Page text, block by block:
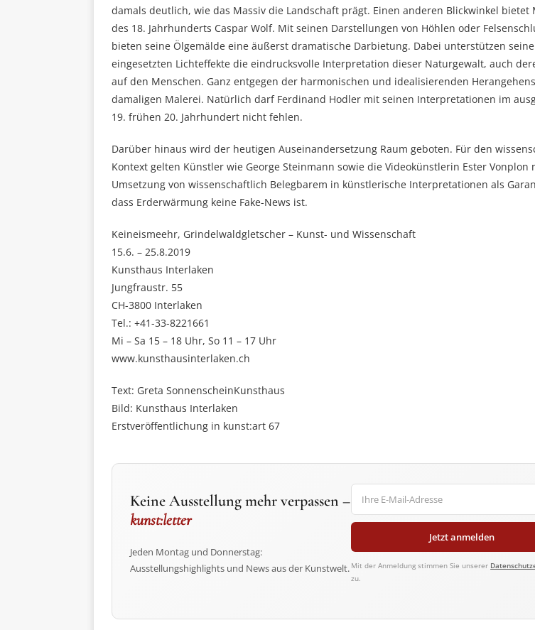
damals deutlich, wie das Massiv die Landschaft prägt. Einen anderen Blickwinkel bietet
des 18. Jahrhunderts Caspar Wolf. Mit seinen Darstellungen von Höhlen oder
bieten seine Ölgemälde eine äußerst dramatische Darbietung. Dabei unterstützen
eingesetzten Lichteffekte die eindrucksvolle Interpretation dieser Naturgewalt, auch
auf den Menschen. Ganz entgegen der harmonischen und idealisierenden
damaligen Malerei. Natürlich darf Ferdinand Hodler mit seinen Interpretationen im
19. frühen 20. Jahrhundert nicht fehlen.
Darüber hinaus wird der heutigen Auseinandersetzung Raum geboten. Für den
Kontext gelten Künstler wie George Steinmann sowie die Videokünstlerin Ester Vonplon
Umsetzung von wissenschaftlich Belegbarem in künstlerische Interpretationen als
dass Erderwärmung keine Fake-News ist.
Keineismeehr, Grindelwaldgletscher – Kunst- und Wissenschaft
15.6. – 25.8.2019
Kunsthaus Interlaken
Jungfraustr. 55
CH-3800 Interlaken
Tel.: +41-33-8221661
Mi – Sa 15 – 18 Uhr, So 11 – 17 Uhr
www.kunsthausinterlaken.ch
Text: Greta SonnenscheinKunsthaus
Bild: Kunsthaus Interlaken
Erstveröffentlichung in kunst:art 67
Keine Ausstellung mehr verpassen –
kunst:letter
Jeden Montag und Donnerstag:
Ausstellungshighlights und News aus der Kunstwelt.
Jetzt anmelden
Mit der Anmeldung stimmen Sie unserer
zu.